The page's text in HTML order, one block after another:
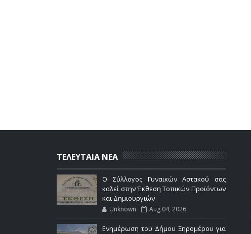
ΤΕΛΕΥΤΑΙΑ ΝΕΑ
Ο Σύλλογος Γυναικών Αστακού σας
καλεί στην Έκθεση Τοπικών Προϊόντων
και Δημιουργιών
Unknown Aug 04, 2026
Ενημέρωση του Δήμου Ξηρομέρου για